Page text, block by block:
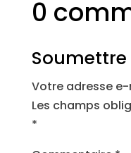
0
Votre adresse
Les champs
*